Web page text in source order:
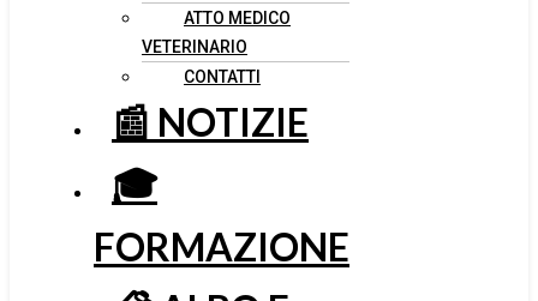
ATTO MEDICO
VETERINARIO
CONTATTI
📰 NOTIZIE
🎓
FORMAZIONE